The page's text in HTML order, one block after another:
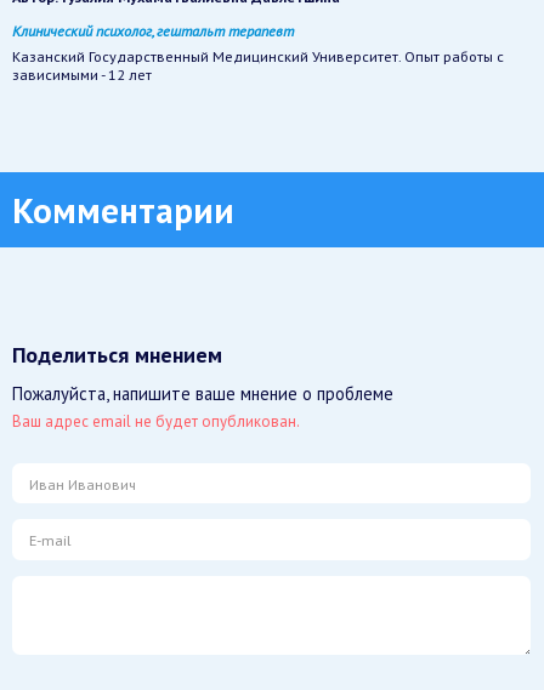
Клинический психолог, гештальт терапевт
Казанский Государственный Медицинский Университет. Опыт работы с
зависимыми - 12 лет
Комментарии
Поделиться мнением
Пожалуйста, напишите ваше мнение о проблеме
Ваш адрес email не будет опубликован.